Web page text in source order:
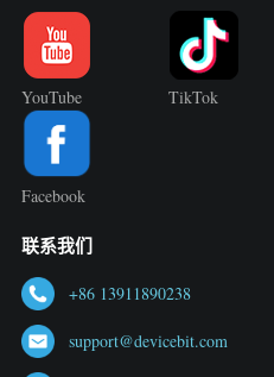
YouTube TikTok
Facebook
联系我们
+86 13911890238
support@devicebit.com